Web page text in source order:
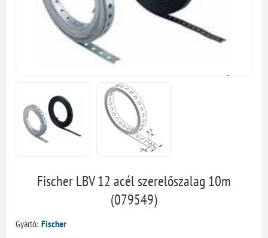
Fischer LBV 12 acél szerelőszalag 10m
(079549)
Gyártó: Fischer